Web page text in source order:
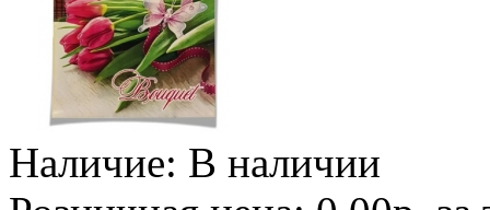
Наличие: В наличии